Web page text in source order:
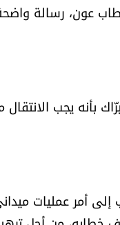
عون، رسالة
يجب الانتقال
أمر عمليات